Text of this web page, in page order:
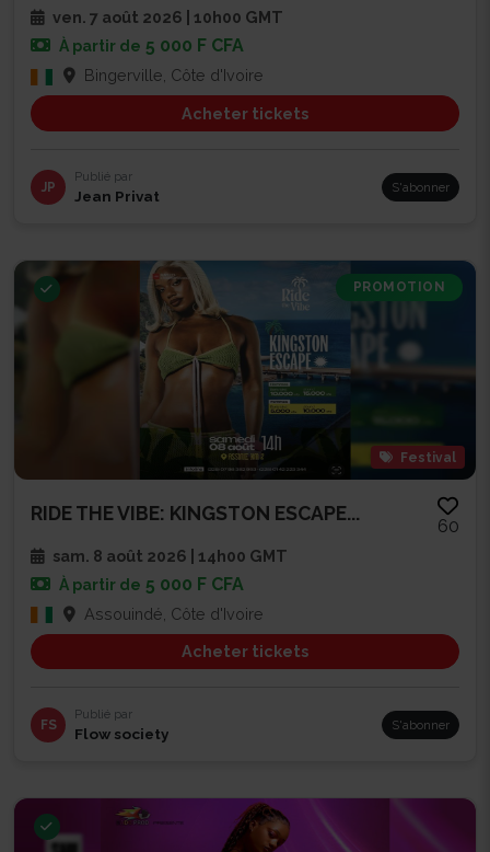
ven. 7 août 2026 | 10h00 GMT
À partir de 5 000 F CFA
Bingerville, Côte d'Ivoire
Acheter tickets
JP
Publié par
Jean Privat S'abonner
PROMOTION
Festival
RIDE THE VIBE: KINGSTON ESCAPE...
60
sam. 8 août 2026 | 14h00 GMT
À partir de 5 000 F CFA
Assouindé, Côte d'Ivoire
Acheter tickets
FS
Publié par
Flow society S'abonner